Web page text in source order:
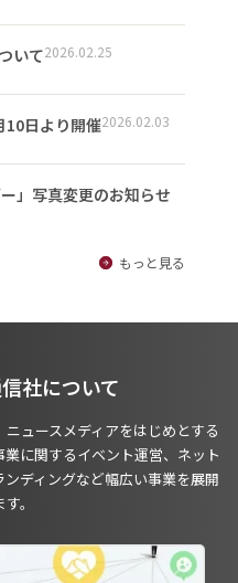
いて2026.02.25
10日より開催2026.02.03
」写真変更のお知らせ
もっと見る
社について
ュースメディアをはじめとする
に関するイベント運営、ネット
ディングなど幅広い事業を展開
。